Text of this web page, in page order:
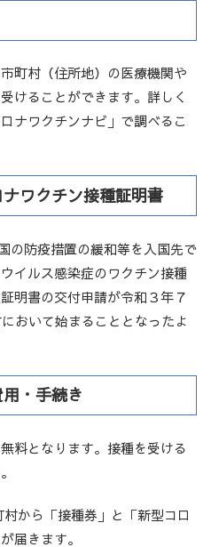
町村（住所地）の医療機関や
けることができます。詳しく
ナワクチンナビ」で調べるこ
ワクチン接種証明書
の防疫措置の緩和等を入国先で
イルス感染症のワクチン接種
明書の交付申請が令和３年７
おいて始まることとなったよ
・手続き
料となります。接種を受ける
から「接種券」と「新型コロ
届きます。